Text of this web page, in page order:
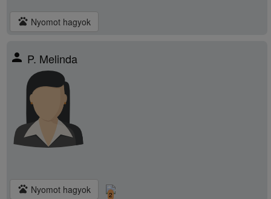
pets Nyomot hagyok
person P. Melinda
pets Nyomot hagyok 2